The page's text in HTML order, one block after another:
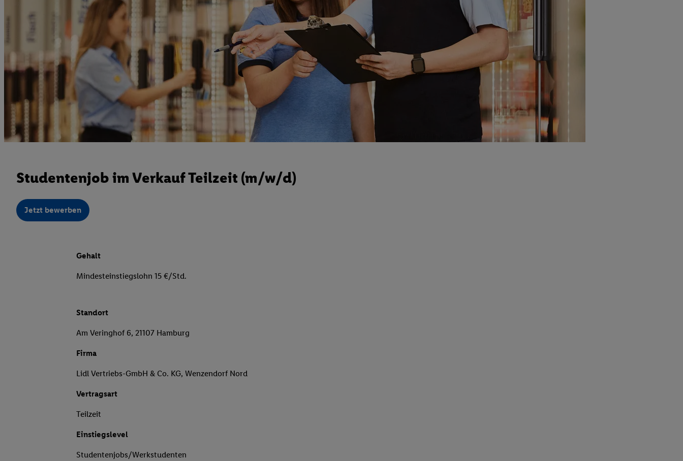
Studentenjob im Verkauf Teilzeit (m/w/d)
Jetzt bewerben
Gehalt
Mindesteinstiegslohn 15 €/Std.
Standort
Am Veringhof 6, 21107 Hamburg
Firma
Lidl Vertriebs-GmbH & Co. KG, Wenzendorf Nord
Vertragsart
Teilzeit
Einstiegslevel
Studentenjobs/Werkstudenten